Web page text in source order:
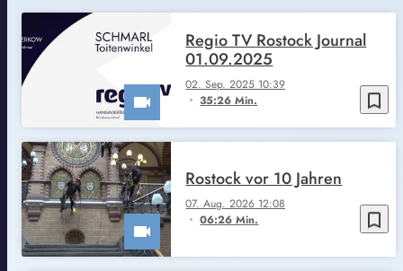
bookmark_border
02. Sep. 2025 10:39
35:26 Min.
Regio TV Rostock Journal
01.09.2025
bookmark_border
07. Aug. 2026 12:08
06:26 Min.
Rostock vor 10 Jahren